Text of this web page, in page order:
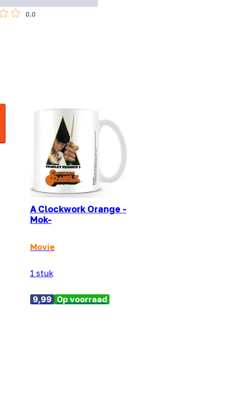
0.0
A Clockwork Orange -
Mok-
Movie
1 stuk
9,99 Op voorraad